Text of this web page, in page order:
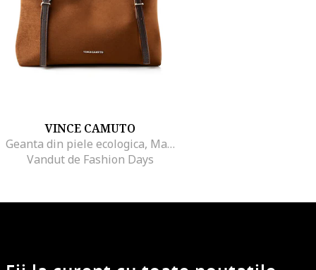
VINCE CAMUTO
Geanta din piele ecologica, Maro inchis/Caramel, 24 x 38 x 15 CM
Vandut de Fashion Days